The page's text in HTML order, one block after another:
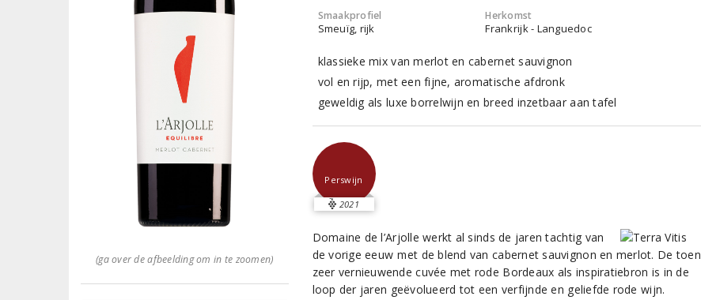
(ga over de afbeelding om in te zoomen)
Smaakprofiel
Smeuïg, rijk
Herkomst
Frankrijk - Languedoc
klassieke mix van merlot en cabernet sauvignon
vol en rijp, met een fijne, aromatische afdronk
geweldig als luxe borrelwijn en breed inzetbaar aan tafel
Perswijn
2021
Domaine de l’Arjolle werkt al sinds de jaren tachtig van
de vorige eeuw met de blend van cabernet sauvignon en merlot. De toen
zeer vernieuwende cuvée met rode Bordeaux als inspiratiebron is in de
loop der jaren geëvolueerd tot een verfijnde en geliefde rode wijn.